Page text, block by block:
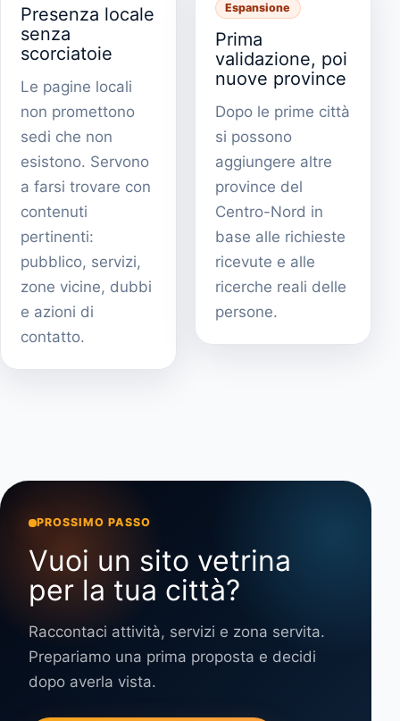
Presenza locale
senza
scorciatoie
Le pagine locali
non promettono
sedi che non
esistono. Servono
a farsi trovare con
contenuti
pertinenti:
pubblico, servizi,
zone vicine, dubbi
e azioni di
contatto.
Espansione
Prima
validazione, poi
nuove province
Dopo le prime città
si possono
aggiungere altre
province del
Centro-Nord in
base alle richieste
ricevute e alle
ricerche reali delle
persone.
PROSSIMO PASSO
Vuoi un sito vetrina
per la tua città?
Raccontaci attività, servizi e zona servita.
Prepariamo una prima proposta e decidi
dopo averla vista.